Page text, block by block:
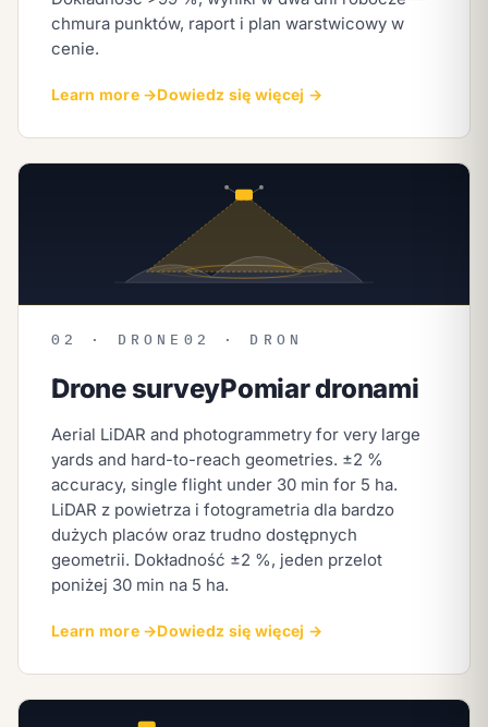
chmura punktów, raport i plan warstwicowy w
cenie.
Learn more →Dowiedz się więcej →
02 · DRONE 02 · DRON
Drone surveyPomiar dronami
Aerial LiDAR and photogrammetry for very large
yards and hard-to-reach geometries. ±2 %
accuracy, single flight under 30 min for 5 ha.
LiDAR z powietrza i fotogrametria dla bardzo
dużych placów oraz trudno dostępnych
geometrii. Dokładność ±2 %, jeden przelot
poniżej 30 min na 5 ha.
Learn more →Dowiedz się więcej →